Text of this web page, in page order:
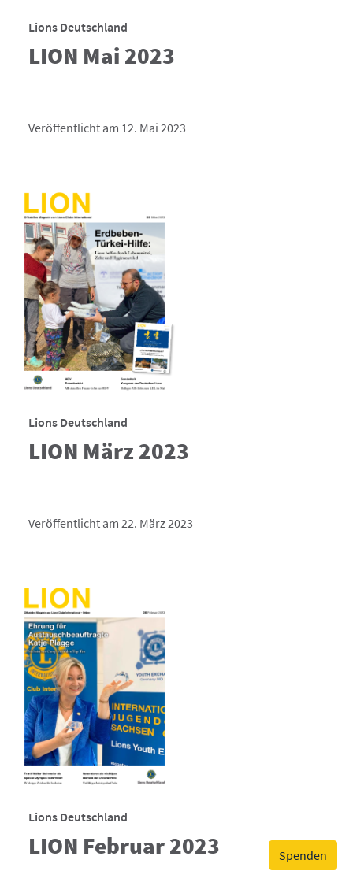
Spenden
Lions Deutschland
LION Mai 2023
Veröffentlicht am 12. Mai 2023
Lions Deutschland
LION März 2023
Veröffentlicht am 22. März 2023
Lions Deutschland
LION Februar 2023